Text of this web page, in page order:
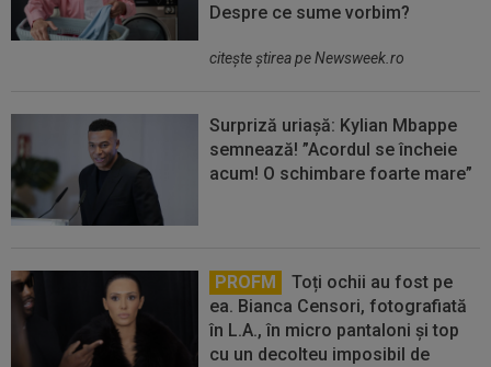
Despre ce sume vorbim?
citeşte ştirea pe Newsweek.ro
Surpriză uriașă: Kylian Mbappe
semnează! ”Acordul se încheie
acum! O schimbare foarte mare”
PROFM
Toți ochii au fost pe
ea. Bianca Censori, fotografiată
în L.A., în micro pantaloni și top
cu un decolteu imposibil de